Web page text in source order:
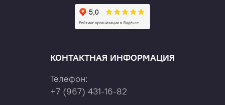
КОНТАКТНАЯ ИНФОРМАЦИЯ
Телефон:
+7 (967) 431-16-82